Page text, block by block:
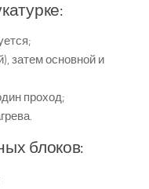
затем основной и
проход;
блоков: